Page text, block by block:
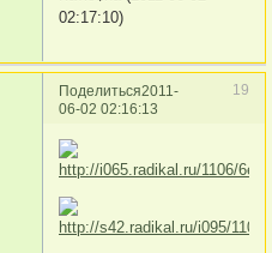
02:17:10)
Поделиться 19
2011-
06-02 02:16:13